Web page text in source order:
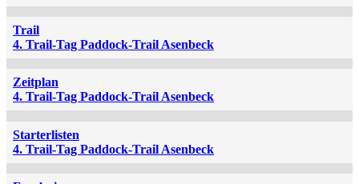
Trail
4. Trail-Tag Paddock-Trail Asenbeck
Zeitplan
4. Trail-Tag Paddock-Trail Asenbeck
Starterlisten
4. Trail-Tag Paddock-Trail Asenbeck